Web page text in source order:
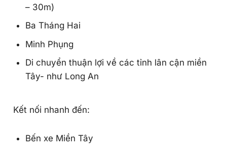
– 30m)
Ba Tháng Hai
Minh Phụng
Di chuyển thuận lợi về các tỉnh lân cận miền
Tây- như Long An
Kết nối nhanh đến:
Bến xe Miền Tây